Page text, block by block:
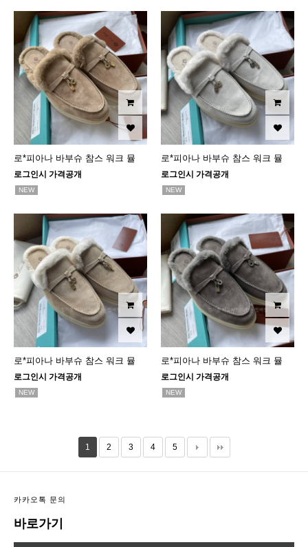
로*피아나 바부슈 참스 워크 뮬
로그인시 가격공개
NEW
로*피아나 바부슈 참스 워크 뮬
로그인시 가격공개
NEW
로*피아나 바부슈 참스 워크 뮬
로그인시 가격공개
NEW
로*피아나 바부슈 참스 워크 뮬
로그인시 가격공개
NEW
1 2 3 4 5
카카오톡 문의
바로가기